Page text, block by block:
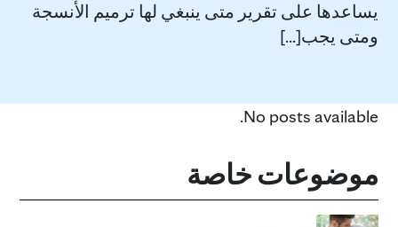
يساعدها على تقرير متى ينبغي لها ترميم الأنسجة
ومتى يجب[...]
No posts available.
موضوعات خاصة